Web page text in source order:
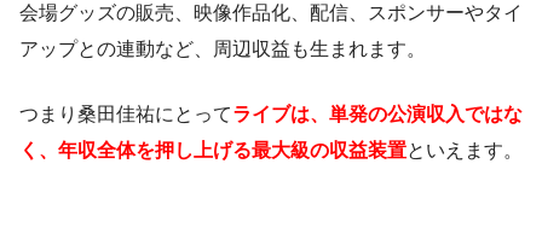
会場グッズの販売、映像作品化、配信、スポンサーやタイ
アップとの連動など、周辺収益も生まれます。
つまり桑田佳祐にとってライブは、単発の公演収入ではな
く、年収全体を押し上げる最大級の収益装置といえます。